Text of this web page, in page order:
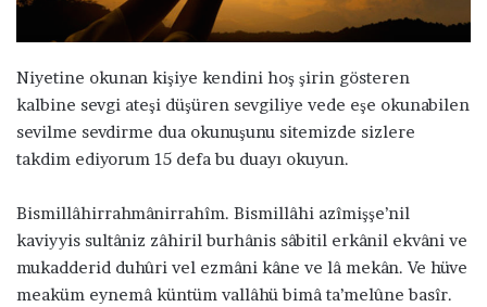
n
m
e
k
Niyetine okunan kişiye kendini hoş şirin gösteren
kalbine sevgi ateşi düşüren sevgiliye vede eşe okunabilen
sevilme sevdirme dua okunuşunu sitemizde sizlere
takdim ediyorum 15 defa bu duayı okuyun.
Bismillâhirrahmânirrahîm. Bismillâhi azîmişşe’nil
kaviyyis sultâniz zâhiril burhânis sâbitil erkânil ekvâni ve
mukadderid duhûri vel ezmâni kâne ve lâ mekân. Ve hüve
meaküm eynemâ küntüm vallâhü bimâ ta’melûne basîr.